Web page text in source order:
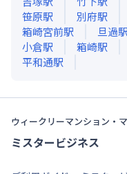
笹原駅 別府駅
箱崎宮前駅 旦過駅
小倉駅 箱崎駅
平和通駅
ウィークリーマンション・
ミスタービジネス